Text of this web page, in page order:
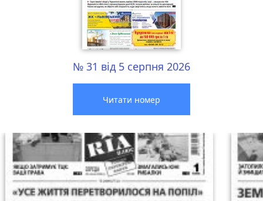
№ 31 від 5 серпня 2026
Читати номер